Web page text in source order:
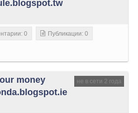
0 Публикации: 0
не в сети 2 года
money